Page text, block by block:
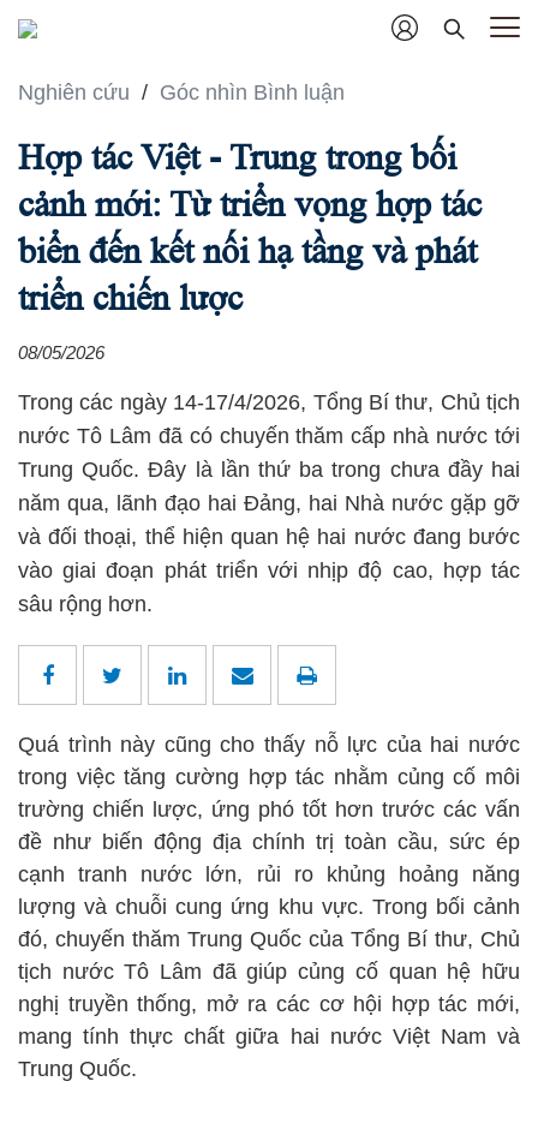
Nghiên cứu / Góc nhìn Bình luận
Hợp tác Việt - Trung trong bối
cảnh mới: Từ triển vọng hợp tác
biển đến kết nối hạ tầng và phát
triển chiến lược
08/05/2026
Trong các ngày 14-17/4/2026, Tổng Bí thư, Chủ tịch
nước Tô Lâm đã có chuyến thăm cấp nhà nước tới
Trung Quốc. Đây là lần thứ ba trong chưa đầy hai
năm qua, lãnh đạo hai Đảng, hai Nhà nước gặp gỡ
và đối thoại, thể hiện quan hệ hai nước đang bước
vào giai đoạn phát triển với nhịp độ cao, hợp tác
sâu rộng hơn.
Quá trình này cũng cho thấy nỗ lực của hai nước
trong việc tăng cường hợp tác nhằm củng cố môi
trường chiến lược, ứng phó tốt hơn trước các vấn
đề như biến động địa chính trị toàn cầu, sức ép
cạnh tranh nước lớn, rủi ro khủng hoảng năng
lượng và chuỗi cung ứng khu vực. Trong bối cảnh
đó, chuyến thăm Trung Quốc của Tổng Bí thư, Chủ
tịch nước Tô Lâm đã giúp củng cố quan hệ hữu
nghị truyền thống, mở ra các cơ hội hợp tác mới,
mang tính thực chất giữa hai nước Việt Nam và
Trung Quốc.